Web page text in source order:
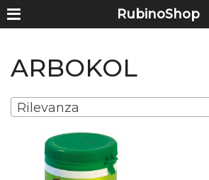
RubinoShop
ARBOKOL
Rilevanza